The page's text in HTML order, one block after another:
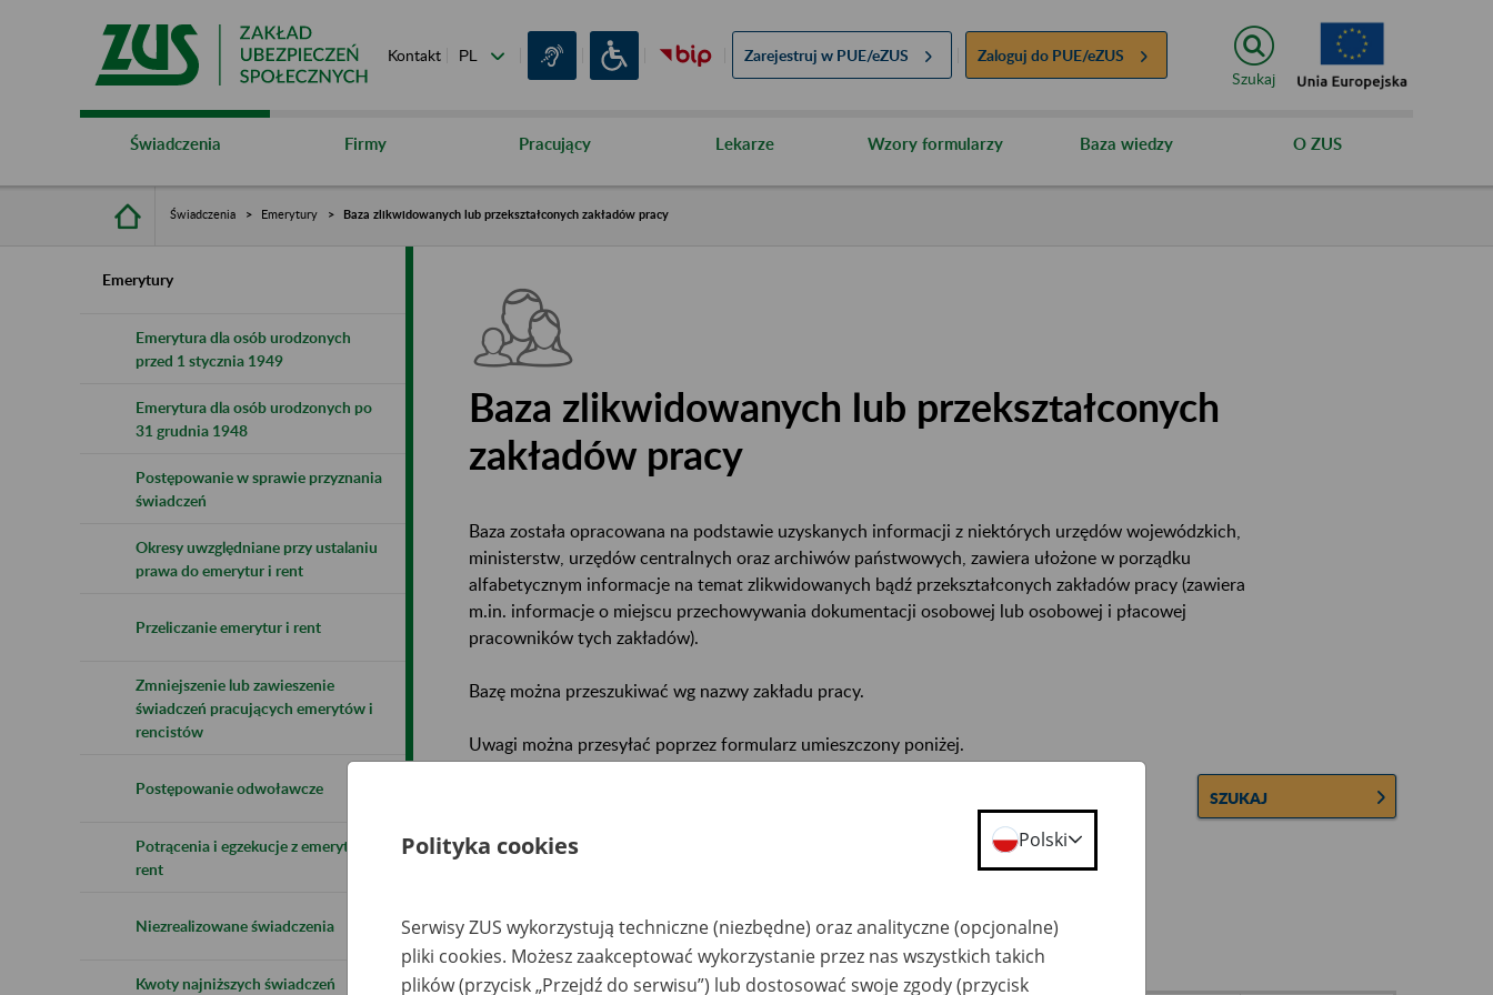
Kontakt Zarejestruj w PUE/eZUS Zaloguj do PUE/eZUS
Szukaj
Świadczenia Firmy Pracujący Lekarze Wzory formularzy Baza wiedzy O ZUS
Świadczenia Emerytury Baza zlikwidowanych lub przekształconych zakładów pracy
Emerytury
Emerytura dla osób urodzonych
przed 1 stycznia 1949
Emerytura dla osób urodzonych po
31 grudnia 1948
Postępowanie w sprawie przyznania
świadczeń
Okresy uwzględniane przy ustalaniu
prawa do emerytur i rent
Przeliczanie emerytur i rent
Zmniejszenie lub zawieszenie
świadczeń pracujących emerytów i
rencistów
Postępowanie odwoławcze
Potrącenia i egzekucje z emerytur i
rent
Niezrealizowane świadczenia
Kwoty najniższych świadczeń
Baza zlikwidowanych lub przekształconych
zakładów pracy
Baza została opracowana na podstawie uzyskanych informacji z niektórych urzędów wojewódzkich,
ministerstw, urzędów centralnych oraz archiwów państwowych, zawiera ułożone w porządku
alfabetycznym informacje na temat zlikwidowanych bądź przekształconych zakładów pracy (zawiera
m.in. informacje o miejscu przechowywania dokumentacji osobowej lub osobowej i płacowej
pracowników tych zakładów).
Bazę można przeszukiwać wg nazwy zakładu pracy.
Uwagi można przesyłać poprzez formularz umieszczony poniżej.
SZUKAJ
Wszystkie uwagi można przesyłać poprzez
Ukryj wszystkie pozycje bazy
Polityka cookies Polski
Serwisy ZUS wykorzystują techniczne (niezbędne) oraz analityczne (opcjonalne)
pliki cookies. Możesz zaakceptować wykorzystanie przez nas wszystkich takich
plików (przycisk „Przejdź do serwisu”) lub dostosować swoje zgody (przycisk